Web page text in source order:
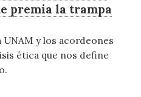
premia la trampa
y los acordeones
ética que nos define